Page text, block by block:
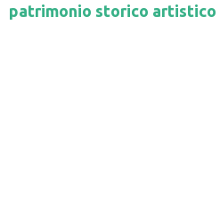
patrimonio storico artistico